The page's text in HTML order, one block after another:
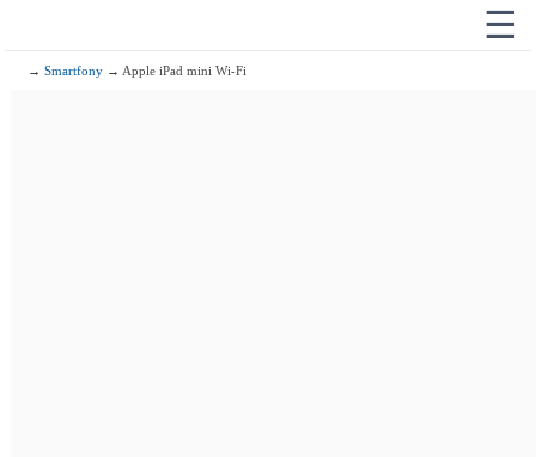
☰
→Smartfony → Apple iPad mini Wi-Fi